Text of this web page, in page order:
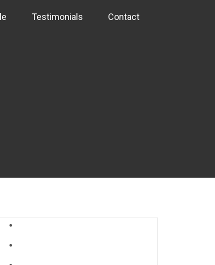
Testimonials Contact